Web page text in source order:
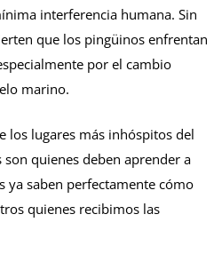
interferencia humana. Sin
que los pingüinos enfrentan
por el cambio
marino.
los lugares más inhóspitos del
quienes deben aprender a
ya saben perfectamente cómo
quienes recibimos las